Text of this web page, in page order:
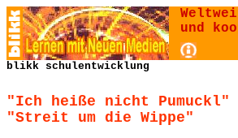
und
blikk schulentwicklung
"Ich heiße nicht Pumuckl"
"Streit um die Wippe"